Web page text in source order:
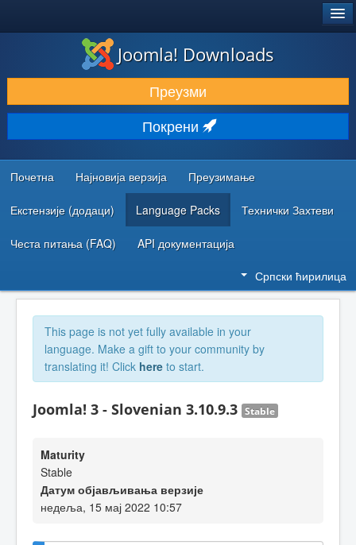
ПРЕУЗИМАЊЕ И ПРОШИРЕЊА (ЕКСТЕНЗИЈЕ)
ОТКРИЈТЕ И НАУЧИТЕ
ЗАЈЕДНИЦА И ПОДРШКА
РЕСУРСИ ЗА РАЗВОЈ
Joomla! Downloads
Преузми
Покрени
Почетна Најновија верзија Преузимање
Екстензије (додаци) Language Packs Технички Захтеви
Честа питања (FAQ) API документација
Српски ћирилица
This page is not yet fully available in your
language. Make a gift to your community by
translating it! Click here to start.
Joomla! 3 - Slovenian 3.10.9.3 Stable
Maturity
Stable
Датум објављивања верзије
недеља, 15 мај 2022 10:57